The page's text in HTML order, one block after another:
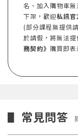
名、加入購物車
下架，歡迎私訊
(部分課程無提供
於請假，將無法
務契約》 購買即表
▋ 常見問答